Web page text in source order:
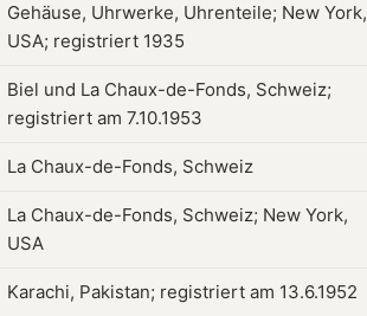
Gehäuse, Uhrwerke, Uhrenteile; New York,
USA; registriert 1935
Biel und La Chaux-de-Fonds, Schweiz;
registriert am 7.10.1953
La Chaux-de-Fonds, Schweiz
La Chaux-de-Fonds, Schweiz; New York,
USA
Karachi, Pakistan; registriert am 13.6.1952